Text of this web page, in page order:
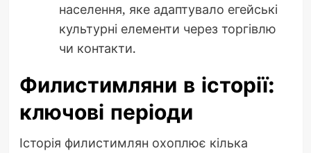
населення, яке адаптувало егейські
культурні елементи через торгівлю
чи контакти.
Филистимляни в історії:
ключові періоди
Історія филистимлян охоплює кілька